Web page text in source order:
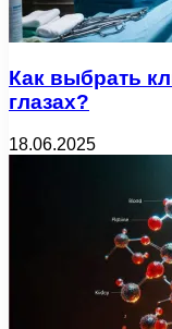
Как выбрать
глазах?
18.06.2025